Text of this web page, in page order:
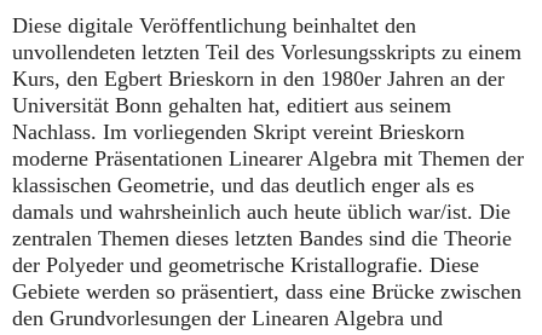
Español
Türkçe
Hands-on
Filme
Texte
Ausstellungen
Mehr...
Neues Benutzerkonto erstellen
Neues Passwort anfordern
Teil
B
Diese digitale Veröffentlichung beinhaltet den
unvollendeten letzten Teil des Vorlesungsskripts zu einem
Kurs, den Egbert Brieskorn in den 1980er Jahren an der
Universität Bonn gehalten hat, editiert aus seinem
Nachlass. Im vorliegenden Skript vereint Brieskorn
moderne Präsentationen Linearer Algebra mit Themen der
klassischen Geometrie, und das deutlich enger als es
damals und wahrsheinlich auch heute üblich war/ist. Die
zentralen Themen dieses letzten Bandes sind die Theorie
der Polyeder und geometrische Kristallografie. Diese
Gebiete werden so präsentiert, dass eine Brücke zwischen
den Grundvorlesungen der Linearen Algebra und